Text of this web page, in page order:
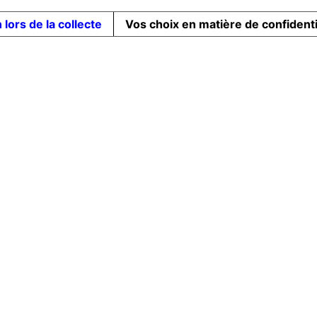
lors de la collecte Vos choix en matière de